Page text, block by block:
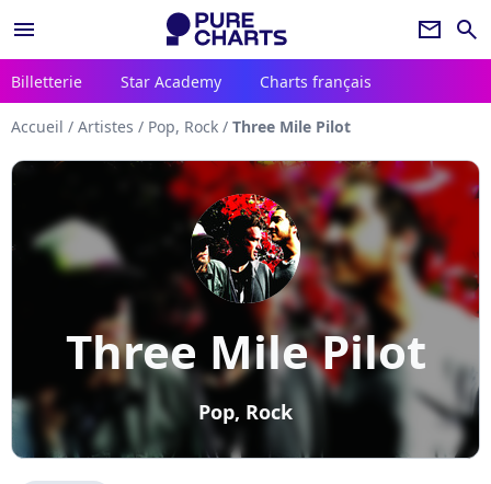
menu newsletter search
Billetterie Star Academy Charts français
Accueil / Artistes / Pop, Rock / Three Mile Pilot
Three Mile Pilot
Pop, Rock